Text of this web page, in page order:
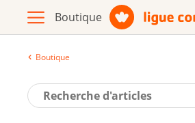
Brochures / matériel
Boutique